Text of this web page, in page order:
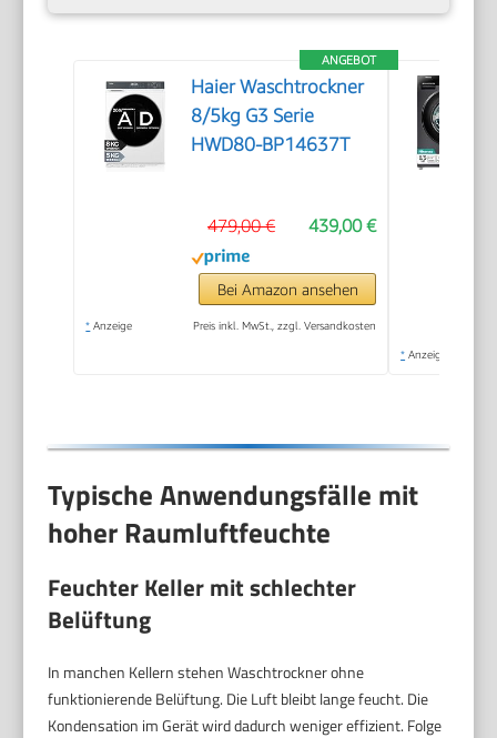
ANGEBOT
Haier Waschtrockner
8/5kg G3 Serie
HWD80-BP14637T
439,00 €
479,00 €
Bei Amazon ansehen
* Anzeige Preis inkl. MwSt., zzgl. Versandkosten
* Anzeige
Typische Anwendungsfälle mit
hoher Raumluftfeuchte
Feuchter Keller mit schlechter
Belüftung
In manchen Kellern stehen Waschtrockner ohne
funktionierende Belüftung. Die Luft bleibt lange feucht. Die
Kondensation im Gerät wird dadurch weniger effizient. Folge